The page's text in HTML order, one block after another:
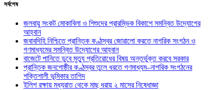
সর্বশেষ
জলবায়ু সংকট মোকাবিলা ও শিশুদের প্রারম্ভিক বিকাশে সমন্বিত উদ্যোগের
আহ্বান
জবাবদিহি নিশ্চিতে প্রান্তিক কণ্ঠস্বর জোরালো করতে নাগরিক সংগঠন ও
গণমাধ্যমের সমন্বিত উদ্যোগের আহ্বান
বাজেটে পানিতে ডুবে মৃত্যু প্রতিরোধের বিষয় অন্তর্ভুক্ত করবে সরকার
প্রান্তিক জনগোষ্ঠীর কণ্ঠস্বর তুলে ধরতে গণমাধ্যম–নাগরিক সংগঠনের
শক্তিশালী ভূমিকার তাগিদ
ইলিশ রক্ষায় মধ্যরাত থেকে মাছ ধরায় ২ মাসের নিষেধাজ্ঞা